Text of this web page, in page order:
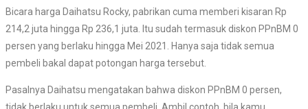
Bicara harga Daihatsu Rocky, pabrikan cuma memberi kisaran Rp
214,2 juta hingga Rp 236,1 juta. Itu sudah termasuk diskon PPnBM 0
persen yang berlaku hingga Mei 2021. Hanya saja tidak semua
pembeli bakal dapat potongan harga tersebut.
Pasalnya Daihatsu mengatakan bahwa diskon PPnBM 0 persen,